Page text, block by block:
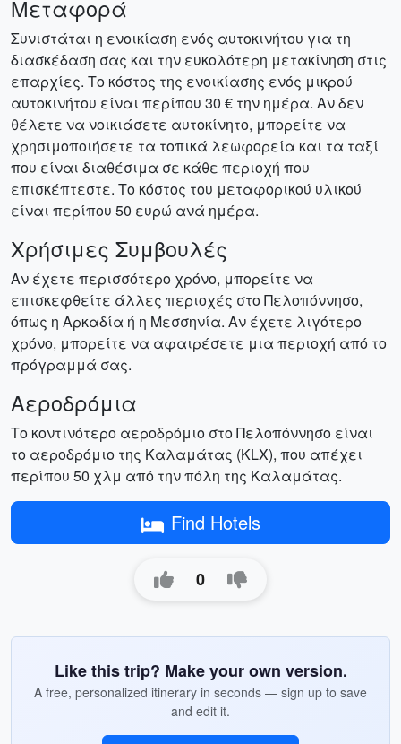
Μεταφορά
Συνιστάται η ενοικίαση ενός αυτοκινήτου για τη
διασκέδαση σας και την ευκολότερη μετακίνηση στις
επαρχίες. Το κόστος της ενοικίασης ενός μικρού
αυτοκινήτου είναι περίπου 30 € την ημέρα. Αν δεν
θέλετε να νοικιάσετε αυτοκίνητο, μπορείτε να
χρησιμοποιήσετε τα τοπικά λεωφορεία και τα ταξί
που είναι διαθέσιμα σε κάθε περιοχή που
επισκέπτεστε. Το κόστος του μεταφορικού υλικού
είναι περίπου 50 ευρώ ανά ημέρα.
Χρήσιμες Συμβουλές
Αν έχετε περισσότερο χρόνο, μπορείτε να
επισκεφθείτε άλλες περιοχές στο Πελοπόννησο,
όπως η Αρκαδία ή η Μεσσηνία. Αν έχετε λιγότερο
χρόνο, μπορείτε να αφαιρέσετε μια περιοχή από το
πρόγραμμά σας.
Αεροδρόμια
Το κοντινότερο αεροδρόμιο στο Πελοπόννησο είναι
το αεροδρόμιο της Καλαμάτας (KLX), που απέχει
περίπου 50 χλμ από την πόλη της Καλαμάτας.
Find Hotels
0
Like this trip? Make your own version.
A free, personalized itinerary in seconds — sign up to save
and edit it.